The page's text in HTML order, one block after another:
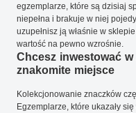
egzemplarze, które są dzisiaj
niepełna i brakuje w niej
uzupełnisz ją właśnie w
wartość na pewno wzrośnie.
Chcesz inwestować
znakomite miejsce
Kolekcjonowanie znaczków
Egzemplarze, które ukazały